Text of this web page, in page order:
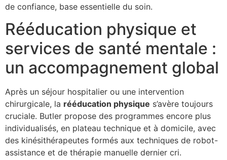
de confiance, base essentielle du soin.
Rééducation physique et
services de santé mentale :
un accompagnement global
Après un séjour hospitalier ou une intervention
chirurgicale, la rééducation physique s’avère toujours
cruciale. Butler propose des programmes encore plus
individualisés, en plateau technique et à domicile, avec
des kinésithérapeutes formés aux techniques de robot-
assistance et de thérapie manuelle dernier cri.